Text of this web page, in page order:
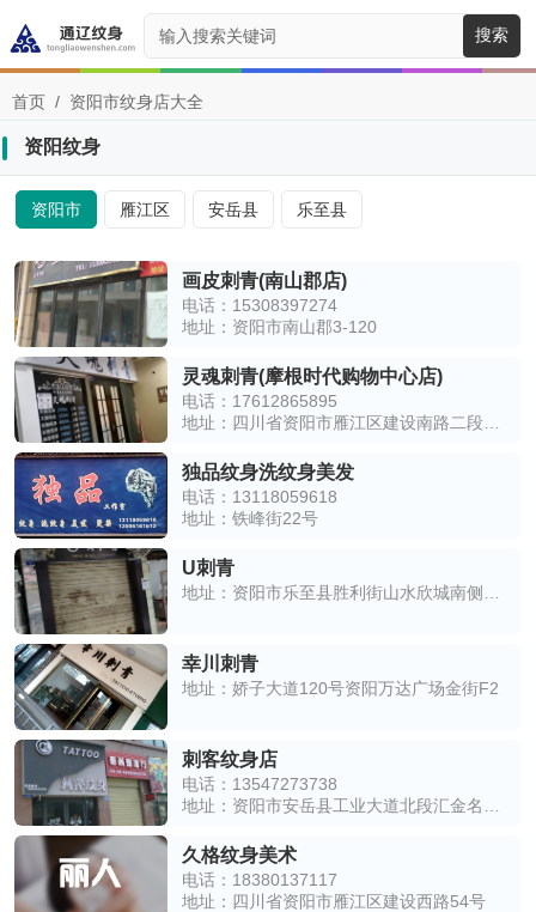
搜索
首页 / 资阳市纹身店大全
资阳纹身
资阳市 雁江区 安岳县 乐至县
画皮刺青(南山郡店)
电话：15308397274
地址：资阳市南山郡3-120
灵魂刺青(摩根时代购物中心店)
电话：17612865895
独品纹身洗纹身美发
电话：13118059618
地址：铁峰街22号
U刺青
幸川刺青
地址：娇子大道120号资阳万达广场金街F2
刺客纹身店
电话：13547273738
久格纹身美术
电话：18380137117
地址：四川省资阳市雁江区建设西路54号